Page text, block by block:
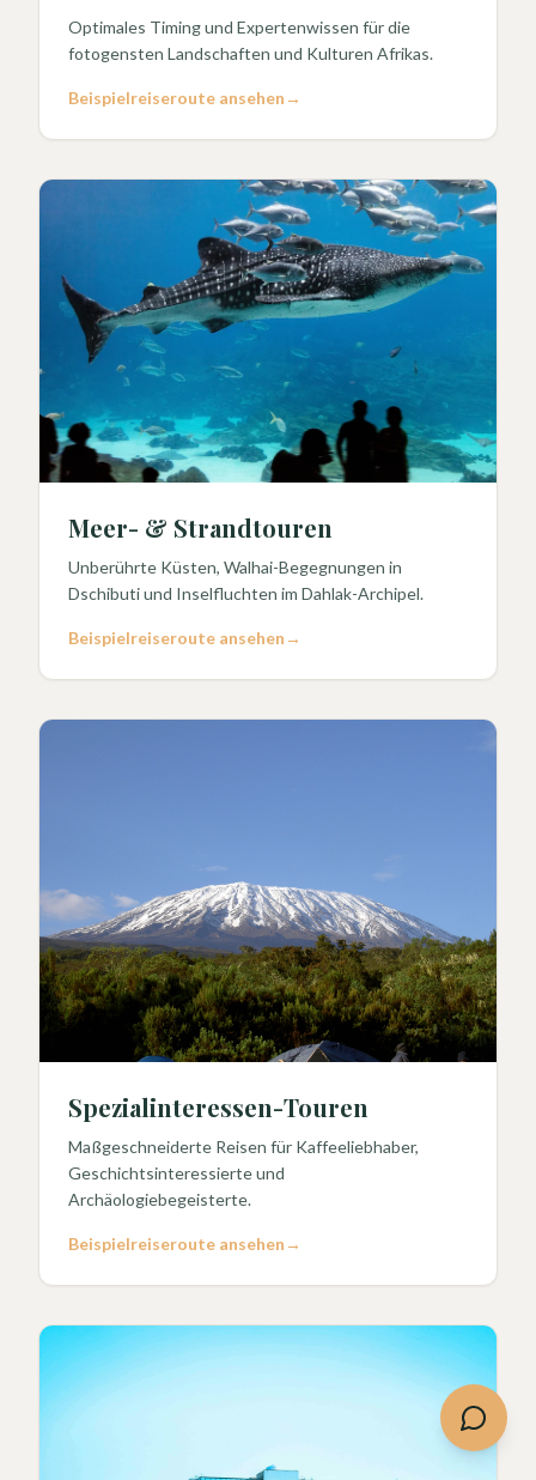
Optimales Timing und Expertenwissen für die
fotogensten Landschaften und Kulturen Afrikas.
Beispielreiseroute ansehen →
Meer- & Strandtouren
Unberührte Küsten, Walhai-Begegnungen in
Dschibuti und Inselfluchten im Dahlak-Archipel.
Beispielreiseroute ansehen →
Spezialinteressen-Touren
Maßgeschneiderte Reisen für Kaffeeliebhaber,
Geschichtsinteressierte und
Archäologiebegeisterte.
Beispielreiseroute ansehen →